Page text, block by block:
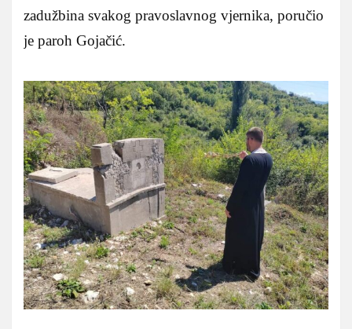
zadužbina svakog pravoslavnog vjernika, poručio
je paroh Gojačić.